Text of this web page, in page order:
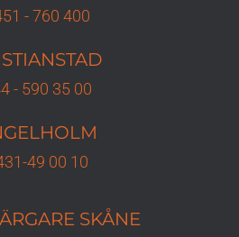
- 760 400
- 590 35 00
49 00 10
SKÅNE